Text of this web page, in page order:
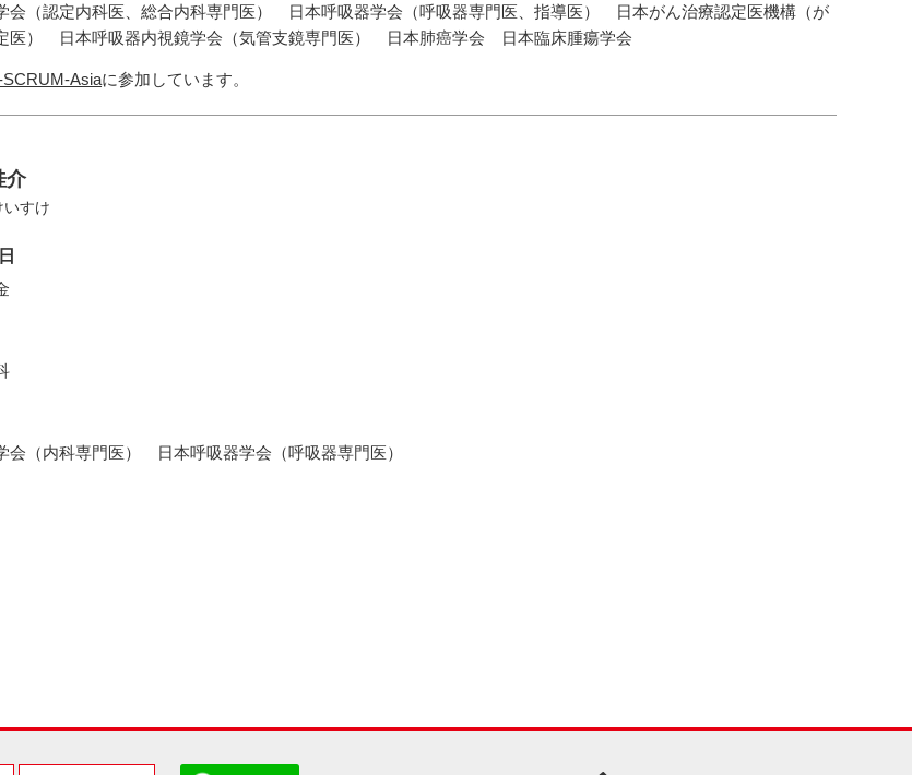
会（認定内科医、総合内科専門医） 日本呼吸器学会（呼吸器専門医、指導医） 日本がん治療認定医機構（が
医） 日本呼吸器内視鏡学会（気管支鏡専門医） 日本肺癌学会 日本臨床腫瘍学会
SCRUM-Asiaに参加しています。
すけ
会（内科専門医） 日本呼吸器学会（呼吸器専門医）